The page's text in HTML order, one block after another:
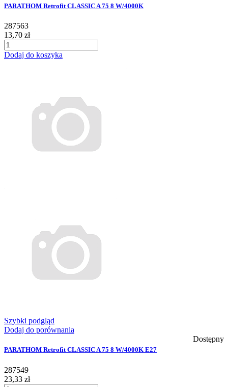
PARATHOM Retrofit CLASSIC A 75 8 W/4000K
287563
13,70 zł
Dodaj do koszyka
Szybki podgląd
Dodaj do porównania
Dostępny
PARATHOM Retrofit CLASSIC A 75 8 W/4000K E27
287549
23,33 zł